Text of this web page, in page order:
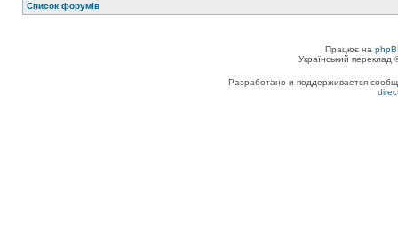
Список форумів
Працює на
Український
Разработано и поддерживается